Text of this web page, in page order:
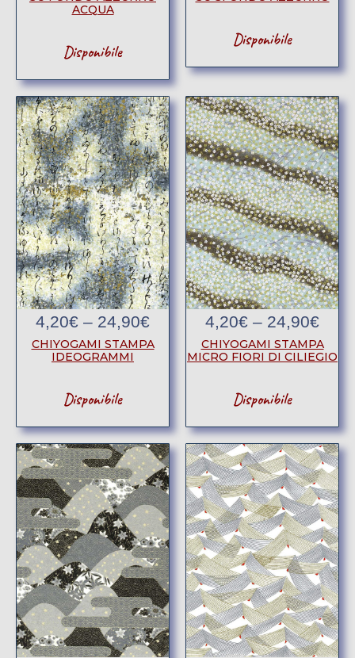
ACQUA
Disponibile
Disponibile
4,20€ – 24,90€
CHIYOGAMI STAMPA
IDEOGRAMMI
Disponibile
4,20€ – 24,90€
CHIYOGAMI STAMPA
MICRO FIORI DI CILIEGIO
Disponibile